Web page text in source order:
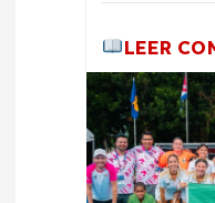
LEER